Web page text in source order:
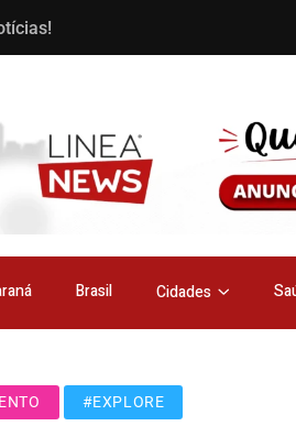
Brasil Cidades
#EXPLORE